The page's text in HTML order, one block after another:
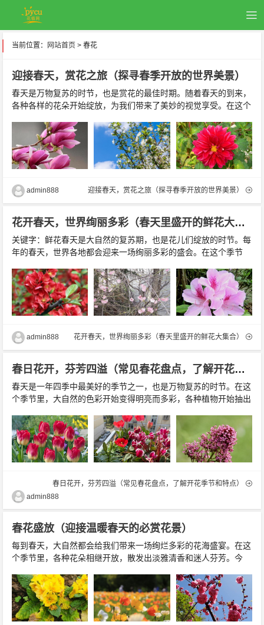
当前位置： 网站首页 > 春花
迎接春天，赏花之旅（探寻春季开放的世界美景）
春天是万物复苏的时节，也是赏花的最佳时期。随着春天的到来，
各种各样的花朵开始绽放，为我们带来了美妙的视觉享受。在这个
寻春季开放的世界美景。踏春之旅——桃花源桃花源作为我国著名
的赏花景点之一，每年春季都吸引了众多游客前来观赏。在这里...
迎接春天，赏花之旅（探寻春季开放的世界美景）
admin888
花开春天，世界绚丽多彩（春天里盛开的鲜花大集合）
关键字：鲜花春天是大自然的复苏期，也是花儿们绽放的时节。每
年的春天，世界各地都会迎来一场绚丽多彩的盛会。在这个季节
家介绍春天开什么花，让我们一起来感受这个季节最美的瞬间。
一：桃花桃花是我国最为著名的春花之一，它经历了寒冬的洗礼...
花开春天，世界绚丽多彩（春天里盛开的鲜花大集合）
admin888
春日花开，芬芳四溢（常见春花盘点，了解开花季节和特点）
春天是一年四季中最美好的季节之一，也是万物复苏的时节。在这
个季节里，大自然的色彩开始变得明亮而多彩，各种植物开始抽出
怡。在本文中，我们将为您介绍几种常见的春季开花植物，包括它
们的花期、花色、开花特点等内容。迎春花迎春花是春季最早开...
春日花开，芬芳四溢（常见春花盘点，了解开花季节和特点）
admin888
春花盛放（迎接温暖春天的必赏花景）
每到春天，大自然都会给我们带来一场绚烂多彩的花海盛宴。在这
个季节里，各种花朵相继开放，散发出淡雅清香和迷人芬芳。今
春天留下美好的记忆。一：桃花桃花是春季最具代表性的花朵之
一，它含有丰富的花色和形态。在开花初期，桃花会带有浅粉色的
颜...